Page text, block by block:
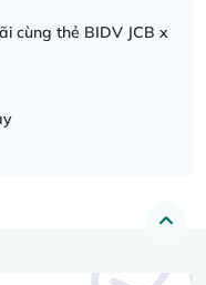
cùng thẻ BIDV JCB x